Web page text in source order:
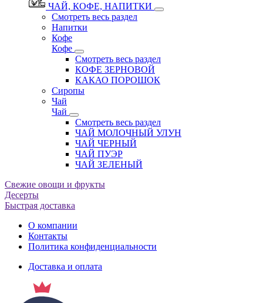
ЧАЙ, КОФЕ, НАПИТКИ
Смотреть весь раздел
Напитки
Кофе
Кофе
Смотреть весь раздел
КОФЕ ЗЕРНОВОЙ
КАКАО ПОРОШОК
Сиропы
Чай
Чай
Смотреть весь раздел
ЧАЙ МОЛОЧНЫЙ УЛУН
ЧАЙ ЧЕРНЫЙ
ЧАЙ ПУЭР
ЧАЙ ЗЕЛЕНЫЙ
Свежие овощи и фрукты
Десерты
Быстрая доставка
О компании
Контакты
Политика конфиденциальности
Доставка и оплата